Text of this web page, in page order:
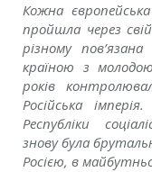
Кожна
пройшла через
різному
країною з
років
Російська
Республіки
знову була
Росією, в